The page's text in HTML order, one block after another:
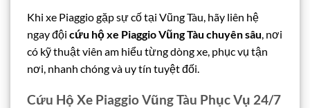
Khi xe Piaggio gặp sự cố tại Vũng Tàu, hãy liên hệ
ngay đội cứu hộ xe Piaggio Vũng Tàu chuyên sâu, nơi
có kỹ thuật viên am hiểu từng dòng xe, phục vụ tận
nơi, nhanh chóng và uy tín tuyệt đối.
Cứu Hộ Xe Piaggio Vũng Tàu Phục Vụ 24/7